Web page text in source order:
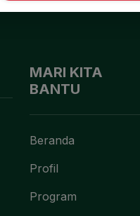
MARI KITA
BANTU
Beranda
Profil
Program